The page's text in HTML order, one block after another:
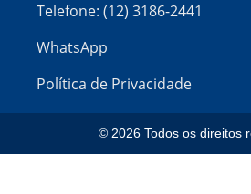
Telefone: (12) 3186-2441
WhatsApp
Política de Privacidade
© 2026 Todos os direitos